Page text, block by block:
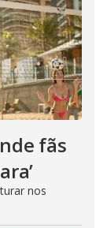
fãs
nos